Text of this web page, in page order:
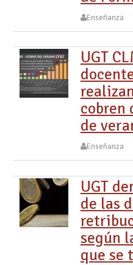
Enseñanza
UGT
cobren
de
Enseñanza
UGT
de las
según
que se